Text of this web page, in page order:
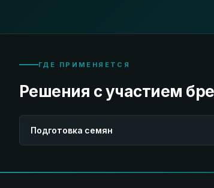
ГДЕ ПРИМЕНЯЕТСЯ
Решения с участием
Подготовка семян